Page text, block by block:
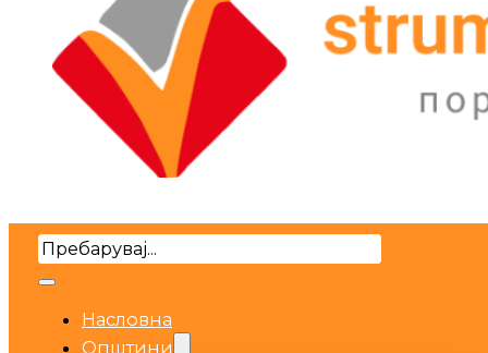
Search
Насловна
Општини